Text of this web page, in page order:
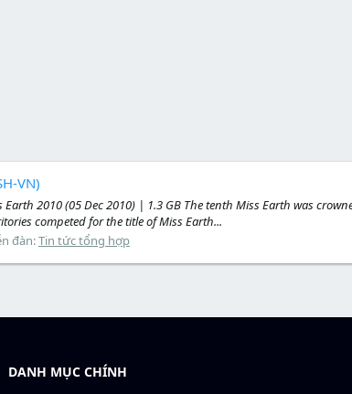
VN)
Earth 2010 (05 Dec 2010) | 1.3 GB The tenth Miss Earth was
competed for the title of Miss Earth...
đàn:Tin tức tổng hợp
DANH MỤC CHÍNH